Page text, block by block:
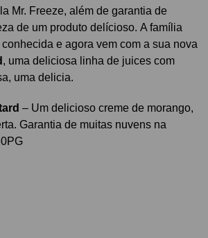
Mr. Freeze, além de garantia de
de um produto delícioso. A família
conhecida e agora vem com a sua nova
, uma deliciosa linha de juices com
uma delicia.
– Um delicioso creme de morango,
Garantia de muitas nuvens na